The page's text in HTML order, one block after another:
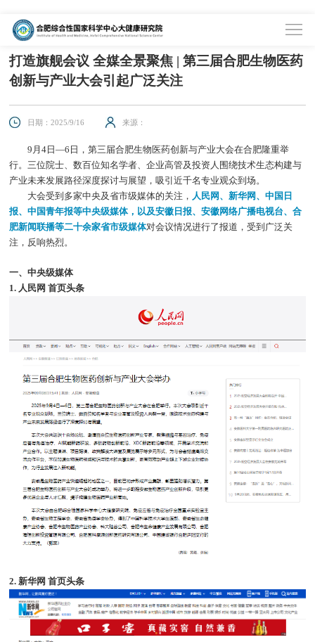
打造旗舰会议 全媒全景聚焦 | 第三届合肥生物医药
创新与产业大会引起广泛关注
日期：2025/9/16 来源：
9月4日—6日，第三届合肥生物医药创新与产业大会在合肥隆重举
行。三位院士、数百位知名学者、企业高管及投资人围绕技术生态构建与
产业未来发展路径深度探讨与展望，吸引近千名专业观众到场。
大会受到多家中央及省市级媒体的关注， 人民网、新华网、中国日
报、中国青年报等中央级媒体，以及安徽日报、安徽网络广播电视台、合
肥新闻联播等二十余家省市级媒体对会议情况进行了报道，受到广泛关
注，反响热烈。
一、中央级媒体
1. 人民网 首页头条
2. 新华网 首页头条